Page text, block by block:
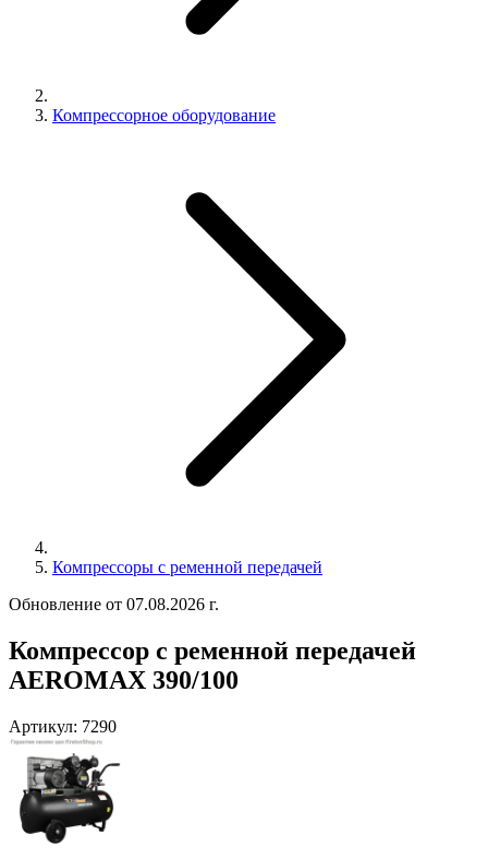
Компрессорное оборудование
Компрессоры с ременной передачей
Обновление от 07.08.2026 г.
Компрессор с ременной передачей
AEROMAX 390/100
Артикул: 7290